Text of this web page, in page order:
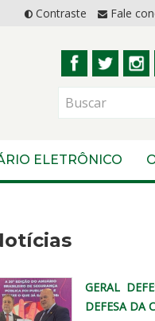
Contraste Fale
ELETRÔNICO
GERAL
DEFESA DA